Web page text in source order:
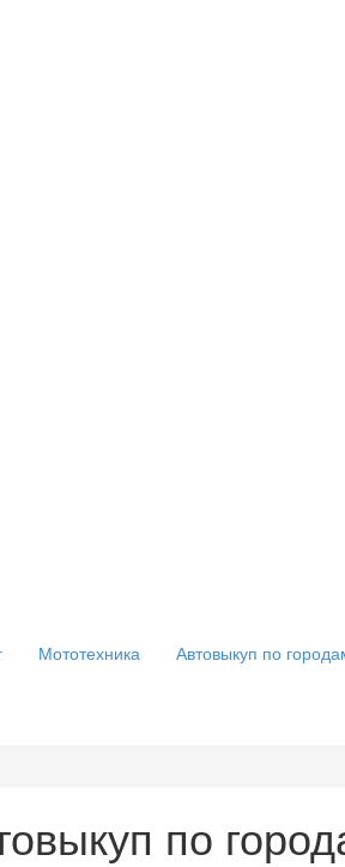
Мототехника Автовыкуп по
по